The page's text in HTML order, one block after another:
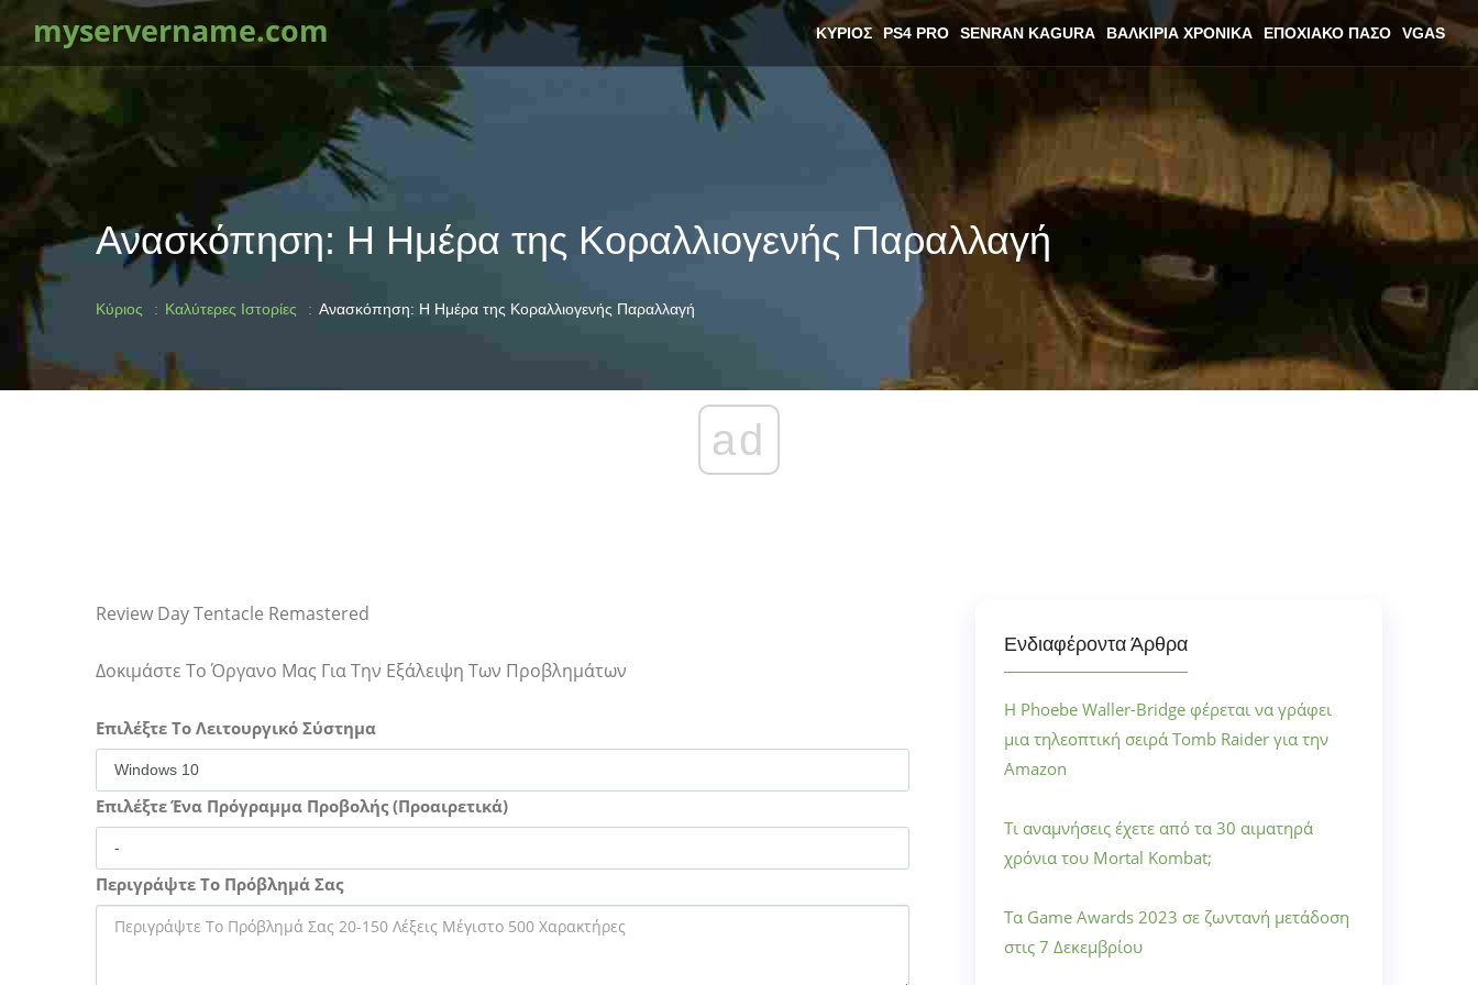
myservername.com ΚΎΡΙΟΣ PS4 PRO SENRAN KAGURA ΒΑΛΚΊΡΙΑ ΧΡΟΝΙΚΆ ΕΠΟΧΙΑΚΌ ΠΆΣΟ VGAS
Ανασκόπηση: Η Ημέρα της Κοραλλιογενής Παραλλαγή
Κύριος Καλύτερες Ιστορίες Ανασκόπηση: Η Ημέρα της Κοραλλιογενής Παραλλαγή
ad
Review Day Tentacle Remastered
Δοκιμάστε Το Όργανο Μας Για Την Εξάλειψη Των Προβλημάτων
Επιλέξτε Το Λειτουργικό Σύστημα
Επιλέξτε Ένα Πρόγραμμα Προβολής (Προαιρετικά)
Περιγράψτε Το Πρόβλημά Σας
Ενδιαφέροντα Άρθρα
Η Phoebe Waller-Bridge φέρεται να γράφει
μια τηλεοπτική σειρά Tomb Raider για την
Amazon
Τι αναμνήσεις έχετε από τα 30 αιματηρά
χρόνια του Mortal Kombat;
Τα Game Awards 2023 σε ζωντανή μετάδοση
στις 7 Δεκεμβρίου